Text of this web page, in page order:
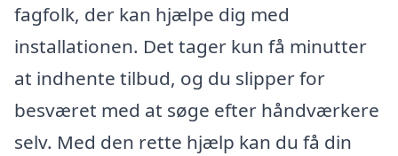
fagfolk, der kan hjælpe dig med
installationen. Det tager kun få minutter
at indhente tilbud, og du slipper for
besværet med at søge efter håndværkere
selv. Med den rette hjælp kan du få din